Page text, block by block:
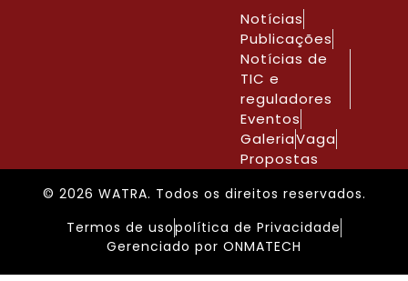
Notícias
Publicações
Notícias de
TIC e
reguladores
Eventos
GaleriaVaga
Propostas
© 2026 WATRA. Todos os direitos reservados.
Termos de usopolítica de Privacidade
Gerenciado por ONMATECH